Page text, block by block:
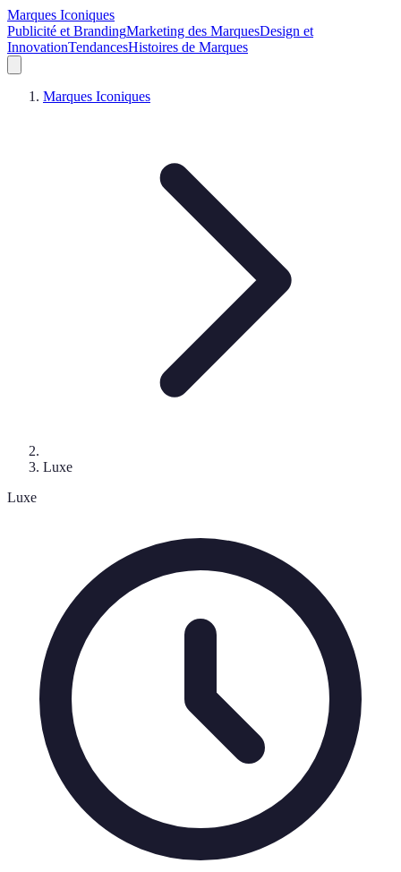
Marques Iconiques
Publicité et BrandingMarketing des MarquesDesign et
InnovationTendancesHistoires de Marques
Marques Iconiques
Luxe
Luxe